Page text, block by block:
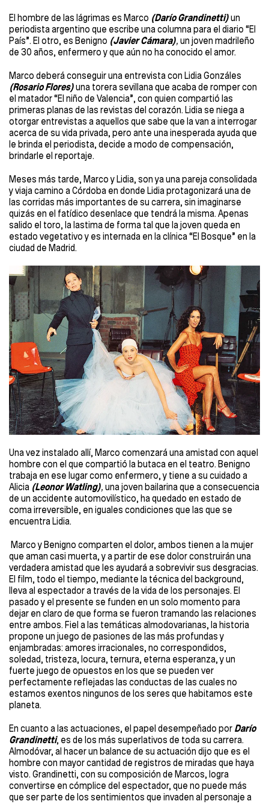
El hombre de las lágrimas es Marco (Darío Grandinetti)un
periodista argentino que escribe una columna para el diario “El
País”. El otro, es Benigno (Javier Cámara), un joven madrileño
de 30 años, enfermero y que aún no ha conocido el amor.
Marco deberá conseguir una entrevista con Lidia Gonzáles
(Rosario Flores)una torera sevillana que acaba de romper con
el matador “El niño de Valencia”, con quien compartió las
primeras planas de las revistas del corazón. Lidia se niega a
otorgar entrevistas a aquellos que sabe que la van a interrogar
acerca de su vida privada, pero ante una inesperada ayuda que
le brinda el periodista, decide a modo de compensación,
brindarle el reportaje.
Meses más tarde, Marco y Lidia, son ya una pareja consolidada
y viaja camino a Córdoba en donde Lidia protagonizará una de
las corridas más importantes de su carrera, sin imaginarse
quizás en el fatídico desenlace que tendrá la misma. Apenas
salido el toro, la lastima de forma tal que la joven queda en
estado vegetativo y es internada en la clínica “El Bosque” en la
ciudad de Madrid.
Una vez instalado allí, Marco comenzará una amistad con aquel
hombre con el que compartió la butaca en el teatro. Benigno
trabaja en ese lugar como enfermero, y tiene a su cuidado a
Alicia (Leonor Watling), una joven bailarina que a consecuencia
de un accidente automovilístico, ha quedado en estado de
coma irreversible, en iguales condiciones que las que se
encuentra Lidia.
Marco y Benigno comparten el dolor, ambos tienen a la mujer
que aman casi muerta, y a partir de ese dolor construirán una
verdadera amistad que les ayudará a sobrevivir sus desgracias.
El film, todo el tiempo, mediante la técnica del background,
lleva al espectador a través de la vida de los personajes. El
pasado y el presente se funden en un solo momento para
dejar en claro de que forma se fueron tramando las relaciones
entre ambos. Fiel a las temáticas almodovarianas, la historia
propone un juego de pasiones de las más profundas y
enjambradas: amores irracionales, no correspondidos,
soledad, tristeza, locura, ternura, eterna esperanza, y un
fuerte juego de opuestos en los que se pueden ver
perfectamente reflejadas las conductas de las cuales no
estamos exentos ningunos de los seres que habitamos este
planeta.
En cuanto a las actuaciones, el papel desempeñado por Darío
Grandinetti, es de los más superlativos de toda su carrera.
Almodóvar, al hacer un balance de su actuación dijo que es el
hombre con mayor cantidad de registros de miradas que haya
visto. Grandinetti, con su composición de Marcos, logra
convertirse en cómplice del espectador, que no puede más
que ser parte de los sentimientos que invaden al personaje a